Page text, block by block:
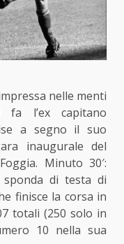
nelle menti
fa l’ex capitano
a segno il suo
inaugurale del
Minuto 30′:
di testa di
finisce la corsa in
totali (250 solo in
10 nella sua